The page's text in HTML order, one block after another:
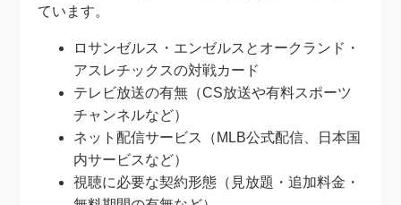
ています。
ロサンゼルス・エンゼルスとオークランド・
アスレチックスの対戦カード
テレビ放送の有無（CS放送や有料スポーツ
チャンネルなど）
ネット配信サービス（MLB公式配信、日本国
内サービスなど）
視聴に必要な契約形態（見放題・追加料金・